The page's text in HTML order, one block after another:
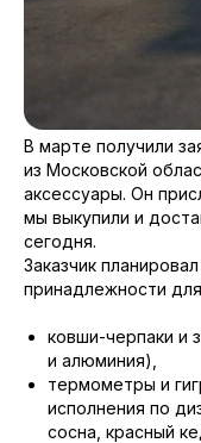
В марте получили
из Московской
аксессуары. Он
мы выкупили и
сегодня.
Заказчик
принадлежности
ковши-черпаки и
и алюминия),
термометры и
исполнения по
сосна, красный